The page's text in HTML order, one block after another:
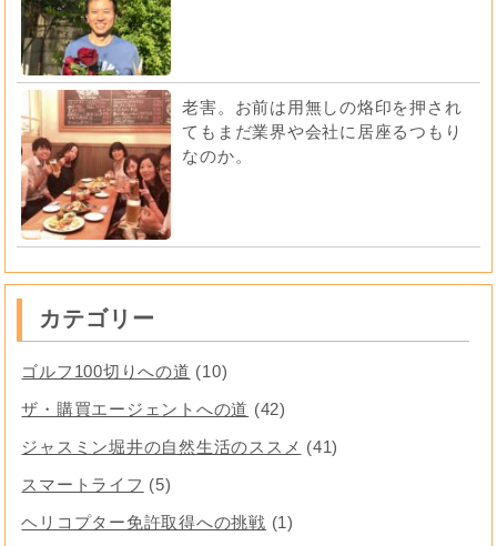
老害。お前は用無しの烙印を押され
てもまだ業界や会社に居座るつもり
なのか。
カテゴリー
ゴルフ100切りへの道 (10)
ザ・購買エージェントへの道 (42)
ジャスミン堀井の自然生活のススメ (41)
スマートライフ (5)
ヘリコプター免許取得への挑戦 (1)